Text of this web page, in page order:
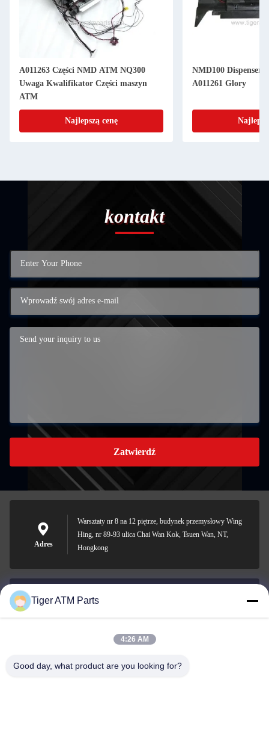
A011263 Części NMD ATM NQ300
Uwaga Kwalifikator Części maszyn
ATM
Najlepszą cenę
NMD100 Dispenser
A011261 Glory
kontakt
Zatwierdź
Adres
Warsztaty nr 8 na 12 piętrze, budynek przemysłowy Wing
Hing, nr 89-93 ulica Chai Wan Kok, Tsuen Wan, NT,
Hongkong
Wiadomość
Tiger ATM Parts
4:26 AM
Good day, what product are you looking for?